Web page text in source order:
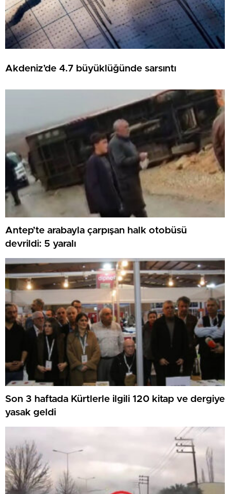
Akdeniz’de 4.7 büyüklüğünde sarsıntı
Antep’te arabayla çarpışan halk otobüsü
devrildi: 5 yaralı
Son 3 haftada Kürtlerle ilgili 120 kitap ve dergiye
yasak geldi